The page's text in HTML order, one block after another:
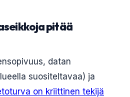
pitää
datan
suositeltavaa) ja
on kriittinen tekijä